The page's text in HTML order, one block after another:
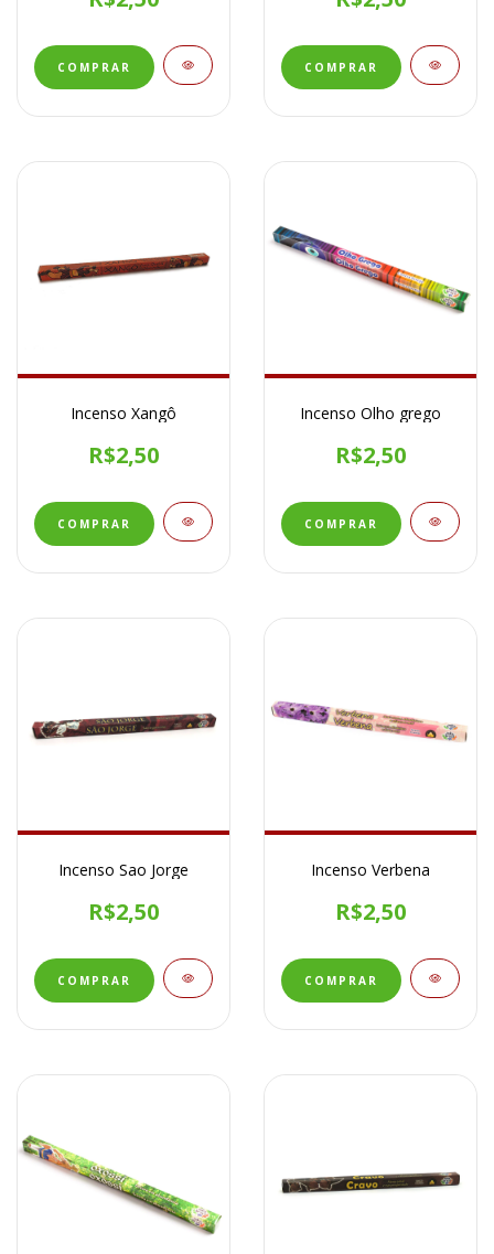
Incenso Xangô
R$2,50
Incenso Olho grego
R$2,50
Incenso Sao Jorge
R$2,50
Incenso Verbena
R$2,50